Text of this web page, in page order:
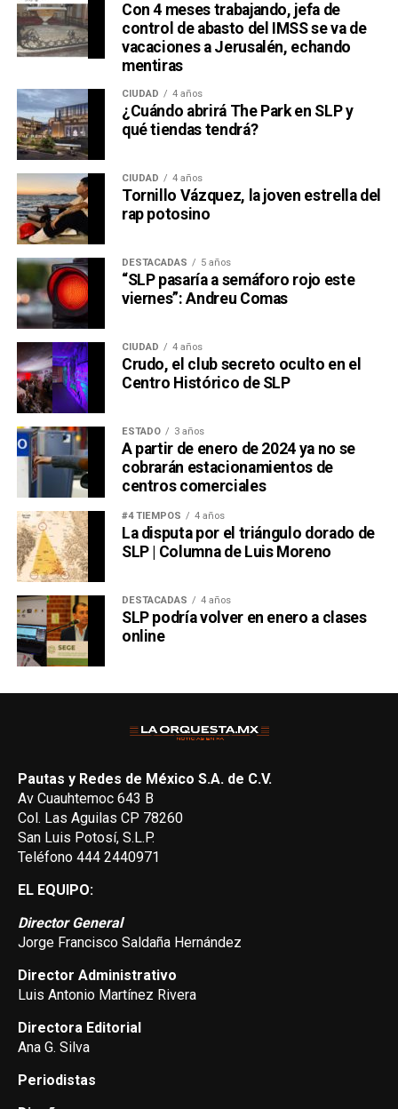
Con 4 meses trabajando, jefa de
control de abasto del IMSS se va de
vacaciones a Jerusalén, echando
mentiras
CIUDAD 4 años
¿Cuándo abrirá The Park en SLP y
qué tiendas tendrá?
CIUDAD 4 años
Tornillo Vázquez, la joven estrella del
rap potosino
DESTACADAS 5 años
“SLP pasaría a semáforo rojo este
viernes”: Andreu Comas
CIUDAD 4 años
Crudo, el club secreto oculto en el
Centro Histórico de SLP
ESTADO 3 años
A partir de enero de 2024 ya no se
cobrarán estacionamientos de
centros comerciales
#4 TIEMPOS 4 años
La disputa por el triángulo dorado de
SLP | Columna de Luis Moreno
DESTACADAS 4 años
SLP podría volver en enero a clases
online
Pautas y Redes de México S.A. de C.V.
Av Cuauhtemoc 643 B
Col. Las Aguilas CP 78260
San Luis Potosí, S.L.P.
Teléfono 444 2440971
EL EQUIPO:
Director General
Jorge Francisco Saldaña Hernández
Director Administrativo
Luis Antonio Martínez Rivera
Directora Editorial
Ana G. Silva
Periodistas